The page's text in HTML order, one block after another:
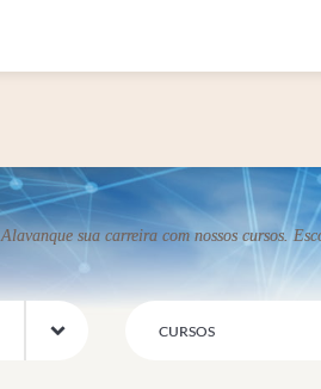
Alavanque sua carreira com nossos cursos.
CURSOS